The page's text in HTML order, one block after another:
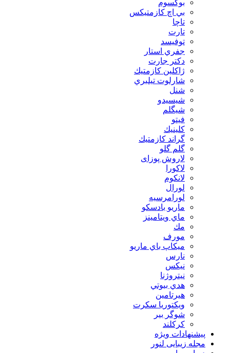
بوكسوم
بي اچ كازمتيكس
تاچا
تارت
توفيسد
جفري استار
دكتر جارت
ژاكلين كازمتيك
شارلوت تيلبري
شنل
شيسيدو
شیگلم
فيتو
كلينيك
گراند كازمتيك
گلم گلو
لاروش پوزای
لاكورا
لانكوم
لورال
لورامرسيه
ماريو بادسكو
ماي ويتامينز
مك
مورف
ميكاپ باي ماريو
نارس
نيكس
نیتروژنا
هدي بيوتي
هیرتامین
ویکتوریا سکرت
شوگر بير
کرکلند
پیشنهادات ویژه
مجله زیبایی لنور